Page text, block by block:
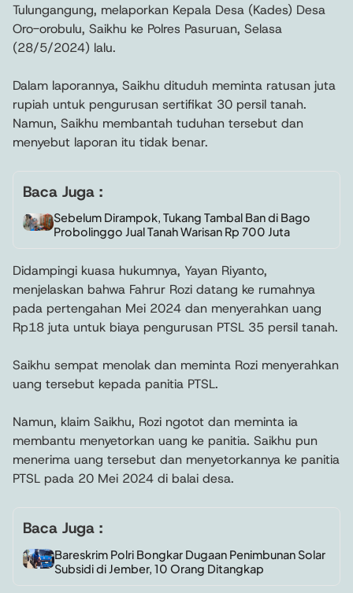
Tulungangung, melaporkan Kepala Desa (Kades) Desa
Oro-orobulu, Saikhu ke Polres Pasuruan, Selasa
(28/5/2024) lalu.
Dalam laporannya, Saikhu dituduh meminta ratusan juta
rupiah untuk pengurusan sertifikat 30 persil tanah.
Namun, Saikhu membantah tuduhan tersebut dan
menyebut laporan itu tidak benar.
Baca Juga :
Sebelum Dirampok, Tukang Tambal Ban di Bago
Probolinggo Jual Tanah Warisan Rp 700 Juta
Didampingi kuasa hukumnya, Yayan Riyanto,
menjelaskan bahwa Fahrur Rozi datang ke rumahnya
pada pertengahan Mei 2024 dan menyerahkan uang
Rp18 juta untuk biaya pengurusan PTSL 35 persil tanah.
Saikhu sempat menolak dan meminta Rozi menyerahkan
uang tersebut kepada panitia PTSL.
Namun, klaim Saikhu, Rozi ngotot dan meminta ia
membantu menyetorkan uang ke panitia. Saikhu pun
menerima uang tersebut dan menyetorkannya ke panitia
PTSL pada 20 Mei 2024 di balai desa.
Baca Juga :
Bareskrim Polri Bongkar Dugaan Penimbunan Solar
Subsidi di Jember, 10 Orang Ditangkap